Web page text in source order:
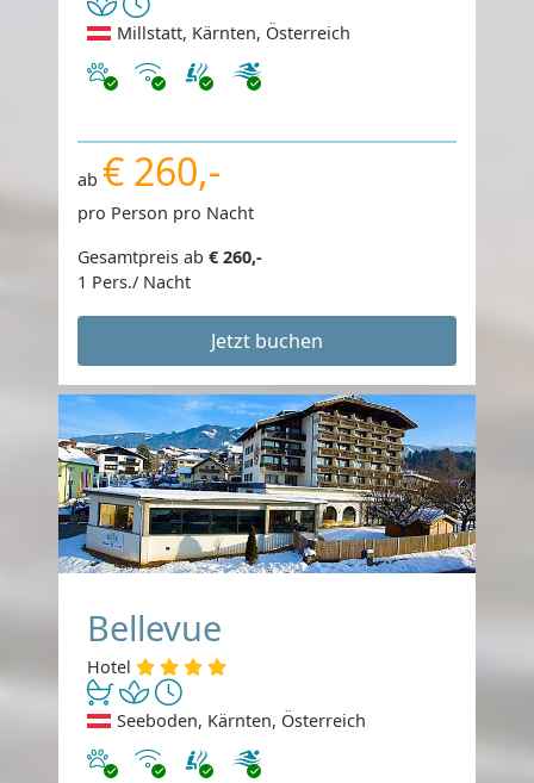
Millstatt, Kärnten, Österreich
Haustiere erlaubt
Internet
ab € 260,-
pro Person pro Nacht
Gesamtpreis ab € 260,-
1 Pers./ Nacht
Jetzt buchen
Bellevue
Hotel
Seeboden, Kärnten, Österreich
Haustiere erlaubt
Internet